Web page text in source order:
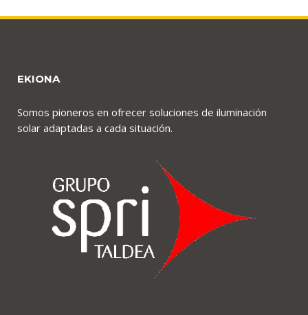
EKIONA
Somos pioneros en ofrecer soluciones de iluminación
solar adaptadas a cada situación.